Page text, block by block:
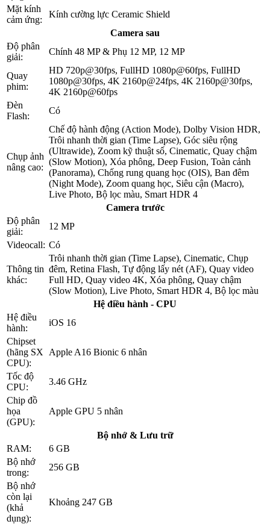
Mặt kính
cảm ứng:
Kính cường lực Ceramic Shield
Camera sau
Độ phân
giải:
Chính 48 MP & Phụ 12 MP, 12 MP
Quay
phim:
HD 720p@30fps, FullHD 1080p@60fps, FullHD
1080p@30fps, 4K 2160p@24fps, 4K 2160p@30fps,
4K 2160p@60fps
Đèn
Flash:
Có
Chụp ảnh
nâng cao:
Chế độ hành động (Action Mode), Dolby Vision HDR,
Trôi nhanh thời gian (Time Lapse), Góc siêu rộng
(Ultrawide), Zoom kỹ thuật số, Cinematic, Quay chậm
(Slow Motion), Xóa phông, Deep Fusion, Toàn cảnh
(Panorama), Chống rung quang học (OIS), Ban đêm
(Night Mode), Zoom quang học, Siêu cận (Macro),
Live Photo, Bộ lọc màu, Smart HDR 4
Camera trước
Độ phân
giải:
12 MP
Videocall: Có
Thông tin
khác:
Trôi nhanh thời gian (Time Lapse), Cinematic, Chụp
đêm, Retina Flash, Tự động lấy nét (AF), Quay video
Full HD, Quay video 4K, Xóa phông, Quay chậm
(Slow Motion), Live Photo, Smart HDR 4, Bộ lọc màu
Hệ điều hành - CPU
Hệ điều
hành:
iOS 16
Chipset
(hãng SX
CPU):
Apple A16 Bionic 6 nhân
Tốc độ
CPU:
3.46 GHz
Chip đồ
họa
(GPU):
Apple GPU 5 nhân
Bộ nhớ & Lưu trữ
RAM:
6 GB
Bộ nhớ
trong:
256 GB
Bộ nhớ
còn lại
(khả
dụng):
Khoảng 247 GB